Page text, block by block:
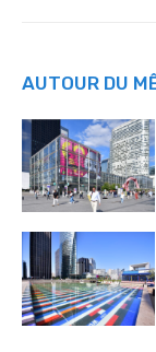
AUTOUR DU